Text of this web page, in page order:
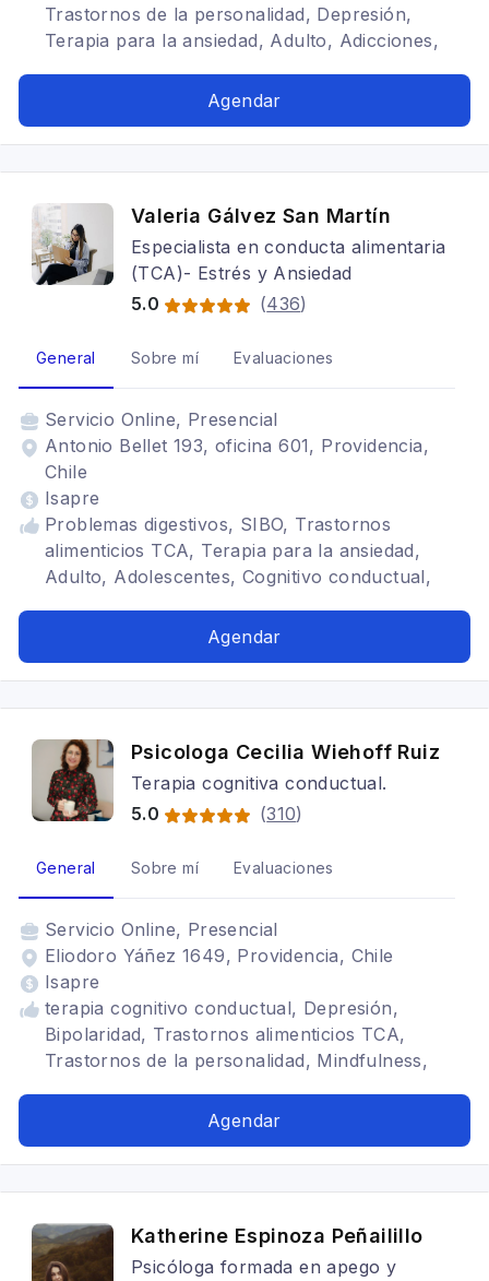
Trastornos de la personalidad, Depresión,
Terapia para la ansiedad, Adulto, Adicciones,
Tratamientos para fobia social, Bipolaridad,
Agendar
Valeria Gálvez San Martín
Especialista en conducta alimentaria
(TCA)- Estrés y Ansiedad
5.0
(436)
General Sobre mí Evaluaciones
Servicio Online, Presencial
Antonio Bellet 193, oficina 601, Providencia,
Chile
Isapre
Problemas digestivos, SIBO, Trastornos
alimenticios TCA, Terapia para la ansiedad,
Adulto, Adolescentes, Cognitivo conductual,
Agendar
Psicologa Cecilia Wiehoff Ruiz
Terapia cognitiva conductual.
5.0
(310)
General Sobre mí Evaluaciones
Servicio Online, Presencial
Eliodoro Yáñez 1649, Providencia, Chile
Isapre
terapia cognitivo conductual, Depresión,
Bipolaridad, Trastornos alimenticios TCA,
Trastornos de la personalidad, Mindfulness,
Ansiedad, Crisis de pánico, Estrés laboral,
emocional, Desarrollo personal, Problema de
límites personales, Problemas de autoestima,
Duelos, Acompañamiento en tratamientos de
fertilidad, Problemas de pareja
Agendar
Katherine Espinoza Peñailillo
Psicóloga formada en apego y